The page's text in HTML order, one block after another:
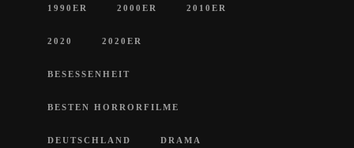
1990ER 2000ER 2010ER
2020 2020ER
BESESSENHEIT
BESTEN HORRORFILME
DEUTSCHLAND DRAMA